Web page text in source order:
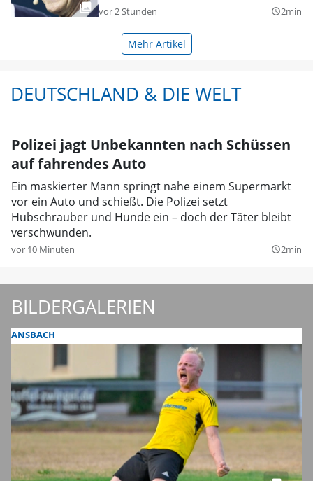
vor 2 Stunden query_builder2min
Mehr Artikel
DEUTSCHLAND & DIE WELT
Polizei jagt Unbekannten nach Schüssen
auf fahrendes Auto
Ein maskierter Mann springt nahe einem Supermarkt
vor ein Auto und schießt. Die Polizei setzt
Hubschrauber und Hunde ein – doch der Täter bleibt
verschwunden.
vor 10 Minuten query_builder2min
BILDERGALERIEN
ANSBACH